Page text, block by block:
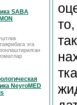
SABA
эга
NeyroMED